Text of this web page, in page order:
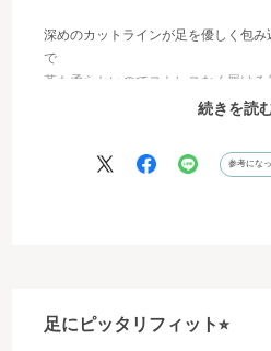
深めのカットラインが足を優しく包
で
革も柔らかいのでストレスなく履け
沢山歩いても疲れにくく、オンオフ
続きを読
参考にな
足にピッタリフィット⭐︎